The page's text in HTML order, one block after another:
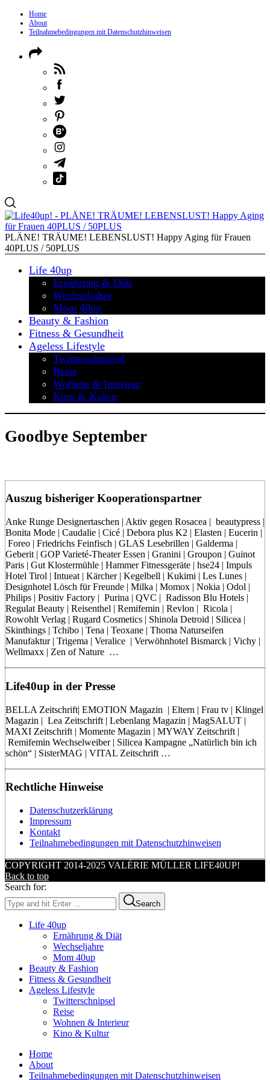
Home
About
Teilnahmebedingungen mit Datenschutzhinweisen
PLÄNE! TRÄUME! LEBENSLUST! Happy Aging für Frauen
40PLUS / 50PLUS
Life 40up
Ernährung & Diät
Wechseljahre
Mom 40up
Beauty & Fashion
Fitness & Gesundheit
Ageless Lifestyle
Twitterschnipsel
Reise
Wohnen & Interieur
Kino & Kultur
Goodbye September
Auszug bisheriger Kooperationspartner
Anke Runge Designertaschen | Aktiv gegen Rosacea | beautypress |
Bonita Mode | Caudalie | Cicé | Debora plus K2 | Elasten | Eucerin |
Foreo | Friedrichs Feinfisch | GLAS Lesebrillen | Galderma |
Geberit | GOP Varieté-Theater Essen | Granini | Groupon | Guinot
Paris | Gut Klostermühle | Hammer Fitnessgeräte | hse24 | Impuls
Hotel Tirol | Intueat | Kärcher | Kegelbell | Kukimi | Les Lunes |
Designhotel Lösch für Freunde | Milka | Momox | Nokia | Odol |
Philips | Positiv Factory | Purina | QVC | Radisson Blu Hotels |
Regulat Beauty | Reisenthel | Remifemin | Revlon | Ricola |
Rowohlt Verlag | Rugard Cosmetics | Shinola Detroid | Silicea |
Skinthings | Tchibo | Tena | Teoxane | Thoma Naturseifen
Manufaktur | Trigema | Veralice | Verwöhnhotel Bismarck | Vichy |
Wellmaxx | Zen of Nature …
Life40up in der Presse
BELLA Zeitschrift| EMOTION Magazin | Eltern | Frau tv | Klingel
Magazin | Lea Zeitschrift | Lebenlang Magazin | MagSALUT |
MAXI Zeitschrift | Momente Magazin | MYWAY Zeitschrift |
Remifemin Wechselweiber | Silicea Kampagne „Natürlich bin ich
schön“ | SisterMAG | VITAL Zeitschrift …
Rechtliche Hinweise
Datenschutzerklärung
Impressum
Kontakt
Teilnahmebedingungen mit Datenschutzhinweisen
COPYRIGHT 2014-2025 VALÉRIE MÜLLER LIFE40UP!
Back to top
Search for:
Search
Life 40up
Ernährung & Diät
Wechseljahre
Mom 40up
Beauty & Fashion
Fitness & Gesundheit
Ageless Lifestyle
Twitterschnipsel
Reise
Wohnen & Interieur
Kino & Kultur
Home
About
Teilnahmebedingungen mit Datenschutzhinweisen